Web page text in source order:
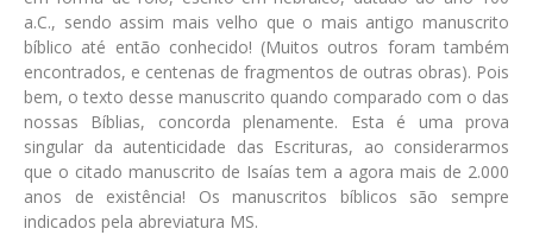
a.C., sendo assim mais velho que o mais antigo manuscrito
bíblico até então conhecido! (Muitos outros foram também
encontrados, e centenas de fragmentos de outras obras). Pois
bem, o texto desse manuscrito quando comparado com o das
nossas Bíblias, concorda plenamente. Esta é uma prova
singular da autenticidade das Escrituras, ao considerarmos
que o citado manuscrito de Isaías tem a agora mais de 2.000
anos de existência! Os manuscritos bíblicos são sempre
indicados pela abreviatura MS.